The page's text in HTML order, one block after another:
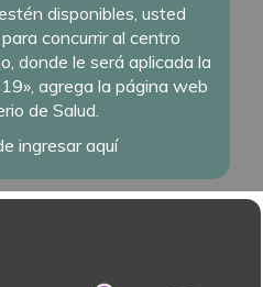
disponibles, usted
concurrir al centro
donde le será aplicada la
agrega la página web
de Salud.
ingresaraquí